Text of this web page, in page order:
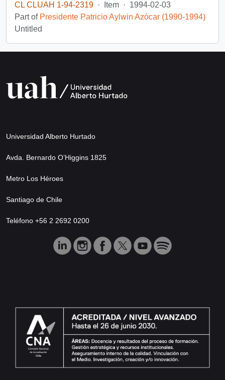
CL CLUAH 1-94-2319 · Item · 1994-02-03
Part of Presidente Patricio Aylwin Azócar (1990-1994)
Untitled
Universidad Alberto Hurtado
Avda. Bernardo O’Higgins 1825
Metro Los Héroes
Santiago de Chile
Teléfono +56 2 2692 0200